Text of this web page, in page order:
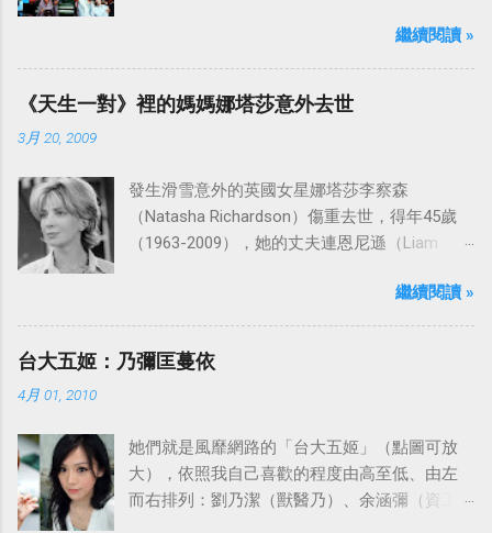
「愛之船」（The Love Boat），這部影集最早
是在1977年9月24日至1986年5月24日於美國
ABC頻道首播，共播出了249集。 令人懷念的愛
之船旋律：
繼續閱讀 »
《天生一對》裡的媽媽娜塔莎意外去世
3月 20, 2009
發生滑雪意外的英國女星娜塔莎李察森
（Natasha Richardson）傷重去世，得年45歲
（1963-2009），她的丈夫連恩尼遜（Liam
到傷心，希望外界給他們空間撫平傷痛。繼續閱讀 »
台大五姬：乃彌匡蔓依
4月 01, 2010
她們就是風靡網路的「台大五姬」（點圖可放
大），依照我自己喜歡的程度由高至低、由左
而右排列：劉乃潔（獸醫乃）、余涵彌（資工